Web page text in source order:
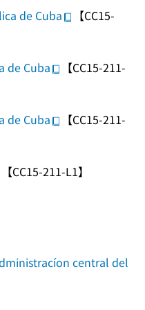
de Cuba
【CC15-
de Cuba
【CC15-211-
de Cuba
【CC15-211-
CC15-211-L1】
central del